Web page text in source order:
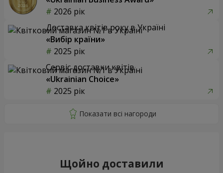
2026 рік
Доставка квітів року в Україні
«Вибір країни»
2025 рік
Сервіс доставки квітів
«Ukrainian Choice»
2025 рік
Щойно доставили